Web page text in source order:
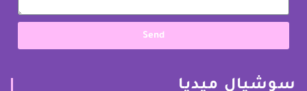
Send
سوشيال ميديا